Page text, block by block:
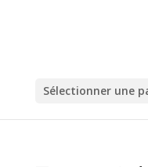
Sélectionner une